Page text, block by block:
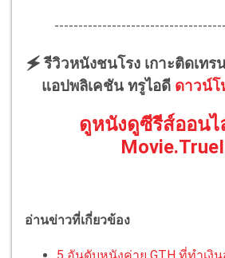
🗲 รีวิวหนังชนโรง เกาะติดเท
แอปพลิเคชัน ทรูไอดี ดาวน์โ
ดูหนังดูซีรีส์ออน
อ่านข่าวที่เกี่ยวข้อง